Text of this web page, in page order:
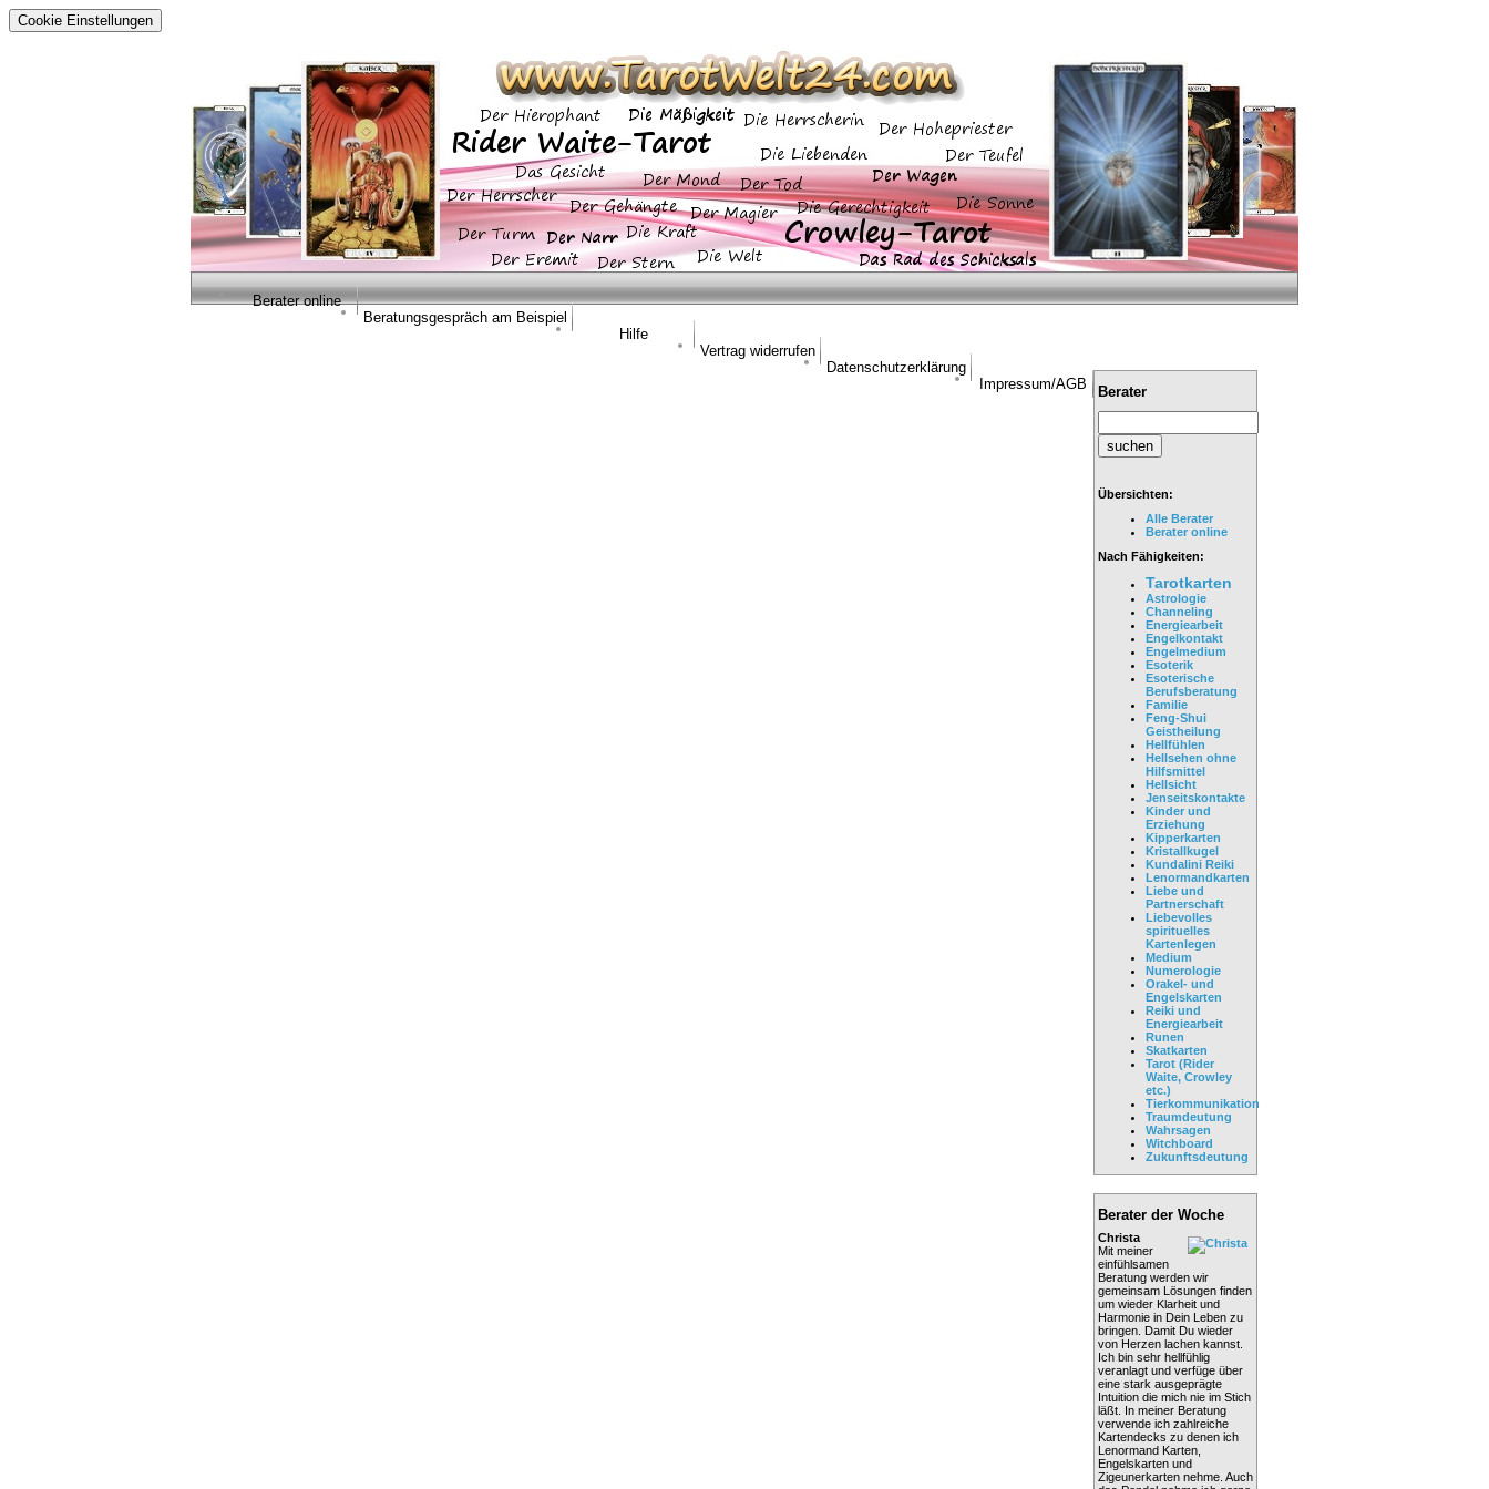
Cookie Einstellungen
Berater online
Beratungsgespräch am Beispiel
Hilfe
Vertrag widerrufen
Datenschutzerklärung
Impressum/AGB
Berater
Übersichten:
Alle Berater
Berater online
Nach Fähigkeiten:
Tarotkarten
Astrologie
Channeling
Energiearbeit
Engelkontakt
Engelmedium
Esoterik
Esoterische
Berufsberatung
Familie
Feng-Shui
Geistheilung
Hellfühlen
Hellsehen ohne
Hilfsmittel
Hellsicht
Jenseitskontakte
Kinder und
Erziehung
Kipperkarten
Kristallkugel
Kundalini Reiki
Lenormandkarten
Liebe und
Partnerschaft
Liebevolles
spirituelles
Kartenlegen
Medium
Numerologie
Orakel- und
Engelskarten
Reiki und
Energiearbeit
Runen
Skatkarten
Tarot (Rider
Waite, Crowley
etc.)
Tierkommunikation
Traumdeutung
Wahrsagen
Witchboard
Zukunftsdeutung
Berater der Woche
Christa
Mit meiner
einfühlsamen
Beratung werden wir
gemeinsam Lösungen finden
um wieder Klarheit und
Harmonie in Dein Leben zu
bringen. Damit Du wieder
von Herzen lachen kannst.
Ich bin sehr hellfühlig
veranlagt und verfüge über
eine stark ausgeprägte
Intuition die mich nie im Stich
läßt. In meiner Beratung
verwende ich zahlreiche
Kartendecks zu denen ich
Lenormand Karten,
Engelskarten und
Zigeunerkarten nehme. Auch